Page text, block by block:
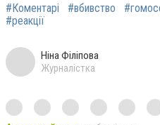
#Коментарі #вбивство
#реакції
Ніна Філіпова
Журналістка